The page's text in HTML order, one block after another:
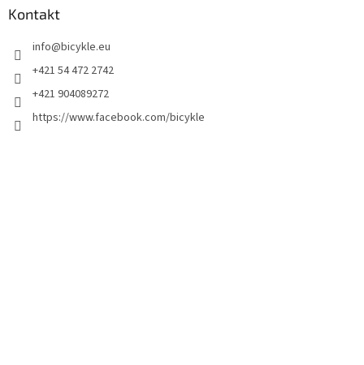
Kontakt
info@bicykle.eu
+421 54 472 2742
+421 904089272
https://www.facebook.com/bicykle